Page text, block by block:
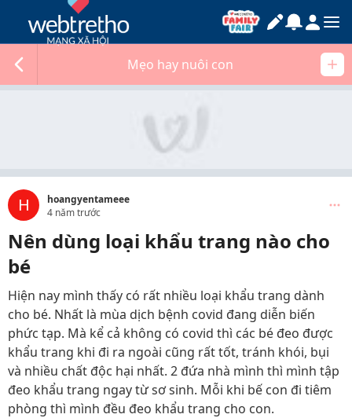
Mẹo hay nuôi con
H
hoangyentameee
4 năm trước
Nên dùng loại khẩu trang nào cho
bé
Hiện nay mình thấy có rất nhiều loại khẩu trang dành
cho bé. Nhất là mùa dịch bệnh covid đang diễn biến
phức tạp. Mà kể cả không có covid thì các bé đeo được
khẩu trang khi đi ra ngoài cũng rất tốt, tránh khói, bụi
và nhiều chất độc hại nhất. 2 đứa nhà mình thì mình tập
đeo khẩu trang ngay từ sơ sinh. Mỗi khi bế con đi tiêm
phòng thì mình đều đeo khẩu trang cho con.